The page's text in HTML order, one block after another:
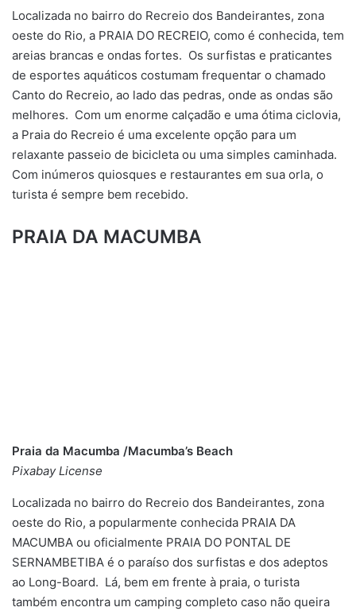
​​​​Localizada no bairro do Recreio dos Bandeirantes, zona
oeste do Rio, a PRAIA DO RECREIO, como é conhecida, tem
areias brancas e ondas fortes. Os surfistas e praticantes
de esportes aquáticos costumam frequentar o chamado
Canto do Recreio, ao lado das pedras, onde as ondas são
melhores. Com um enorme calçadão e uma ótima ciclovia,
a Praia do Recreio é uma excelente opção para um
relaxante passeio de bicicleta ou uma simples caminhada.
Com inúmeros quiosques e restaurantes em sua orla, o
turista é sempre bem recebido.
​​PRAIA DA MACUMBA
Praia da Macumba /Macumba’s Beach
Pixabay License
Localizada no bairro do Recreio dos Bandeirantes, zona
oeste do Rio, a popularmente conhecida PRAIA DA
MACUMBA ou oficialmente PRAIA DO PONTAL DE
SERNAMBETIBA é o paraíso dos surfistas e dos adeptos
ao Long-Board. Lá, bem em frente à praia, o turista
também encontra um camping completo caso não queira